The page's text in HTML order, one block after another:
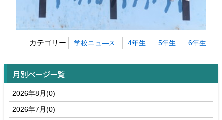
カテゴリー 学校ニュ―ス 4年生 5年生 6年生
月別ページ一覧
2026年8月(0)
2026年7月(0)